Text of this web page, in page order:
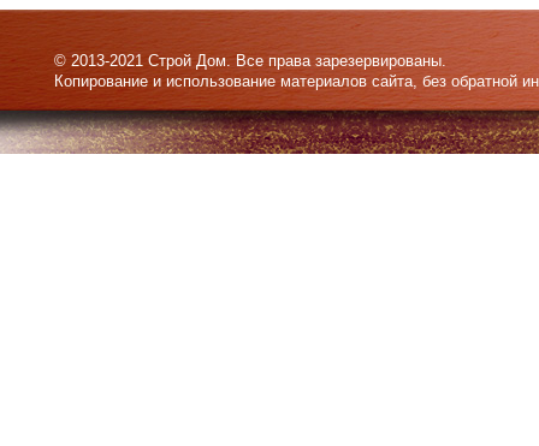
© 2013-2021 Строй Дом. Все права зарезервированы.
Копирование и использование материалов сайта, без обратной